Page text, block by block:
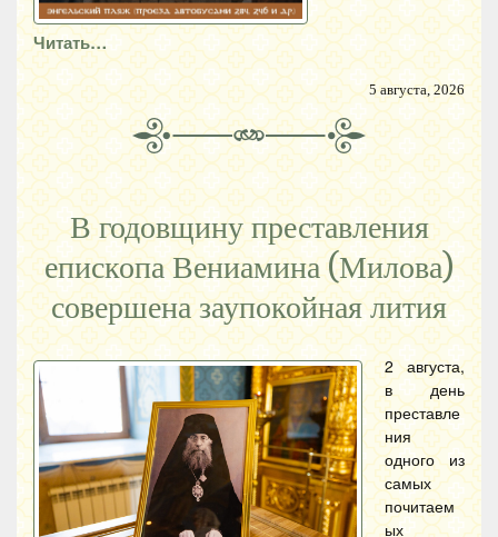
Читать…
5 августа, 2026
В годовщину преставления
епископа Вениамина (Милова)
совершена заупокойная лития
2 августа,
в день
преставле
ния
одного из
самых
почитаем
ых